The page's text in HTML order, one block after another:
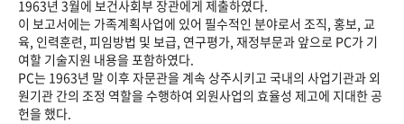
1963년 3월에 보건사회부 장관에게 제출하였다.
이 보고서에는 가족계획사업에 있어 필수적인 분야로서 조직, 홍보, 교
육, 인력훈련, 피임방법 및 보급, 연구평가, 재정부문과 앞으로 PC가 기
여할 기술지원 내용을 포함하였다.
PC는 1963년 말 이후 자문관을 계속 상주시키고 국내의 사업기관과 외
원기관 간의 조정 역할을 수행하여 외원사업의 효율성 제고에 지대한 공
헌을 했다.